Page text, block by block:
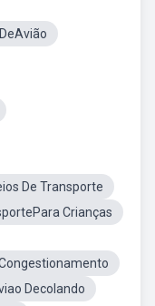
De Transporte
Crianças
Decolando